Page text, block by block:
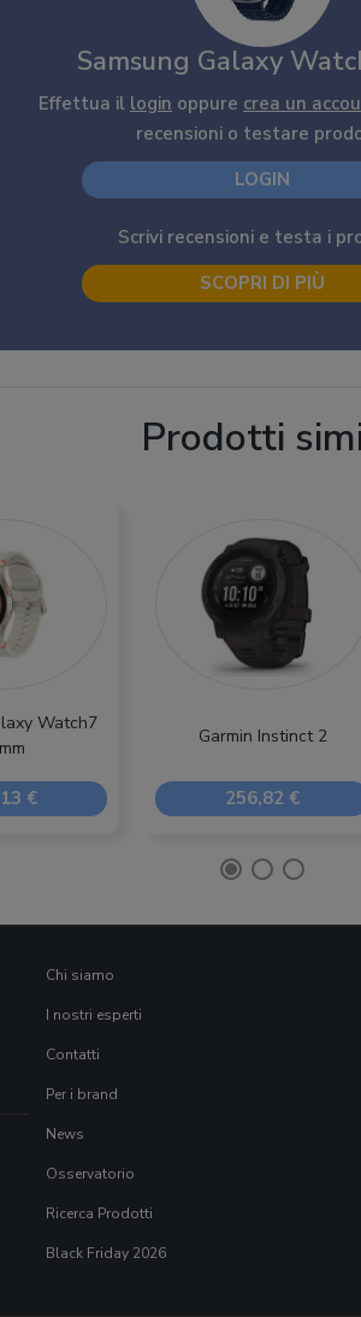
Samsung Galaxy
Effettua il login oppure crea un
recensioni o testare
LOGIN
Scrivi recensioni e testa i
SCOPRI DI PIÙ
Prodotti
Watch7
€
Garmin Instinct 2
256,82 €
Chi siamo
I nostri esperti
Contatti
Per i brand
News
Osservatorio
Ricerca Prodotti
Black Friday 2026